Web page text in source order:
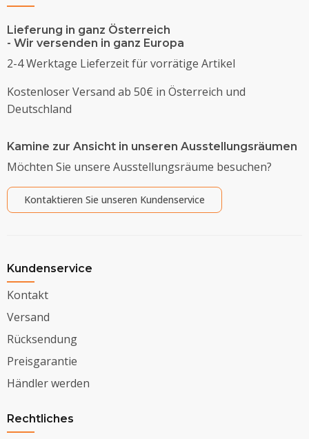
Lieferung in ganz Österreich
- Wir versenden in ganz Europa
2-4 Werktage Lieferzeit für vorrätige Artikel
Kostenloser Versand ab 50€ in Österreich und
Deutschland
Kamine zur Ansicht in unseren Ausstellungsräumen
Möchten Sie unsere Ausstellungsräume besuchen?
Kontaktieren Sie unseren Kundenservice
Kundenservice
Kontakt
Versand
Rücksendung
Preisgarantie
Händler werden
Rechtliches